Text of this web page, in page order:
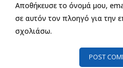
Αποθήκευσε το όνομά μου,
σε αυτόν τον πλοηγό για την
σχολιάσω.
POST